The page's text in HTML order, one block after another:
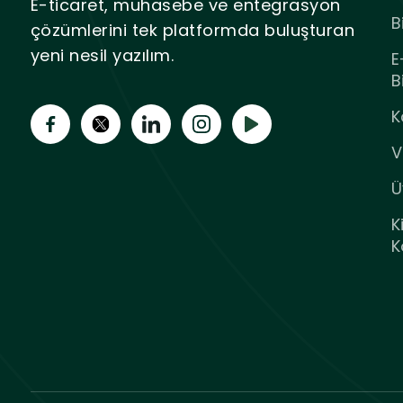
E-ticaret, muhasebe ve entegrasyon
çözümlerini tek platformda buluşturan
yeni nesil yazılım.